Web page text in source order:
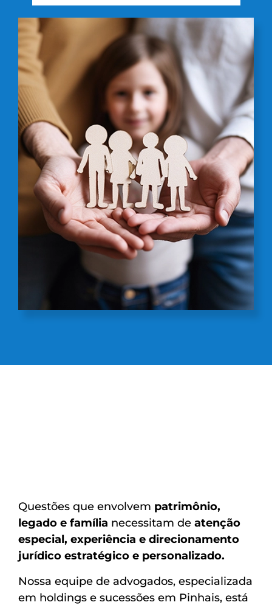
Questões que envolvem patrimônio,
legado e família necessitam de atenção
especial, experiência e direcionamento
jurídico estratégico e personalizado.
Nossa equipe de advogados, especializada
em holdings e sucessões em Pinhais, está